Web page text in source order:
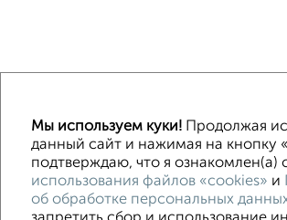
Однокомнатные Двухкомнатные
Без посредников
На длительный срок На
Контакты
Политика
Пользовательское соглашение
Орехово-Зуево,
Мы используем куки! Продолжая
данный сайт и нажимая на кнопку
подтверждаю, что я ознакомлен(а)
использования файлов «cookies» и
об обработке персональных